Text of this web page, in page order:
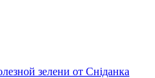
зелени от Сніданка